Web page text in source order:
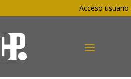
Acceso usuario